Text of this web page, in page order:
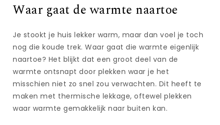
Waar gaat de warmte naartoe
Je stookt je huis lekker warm, maar dan voel je toch
nog die koude trek. Waar gaat die warmte eigenlijk
naartoe? Het blijkt dat een groot deel van de
warmte ontsnapt door plekken waar je het
misschien niet zo snel zou verwachten. Dit heeft te
maken met thermische lekkage, oftewel plekken
waar warmte gemakkelijk naar buiten kan.